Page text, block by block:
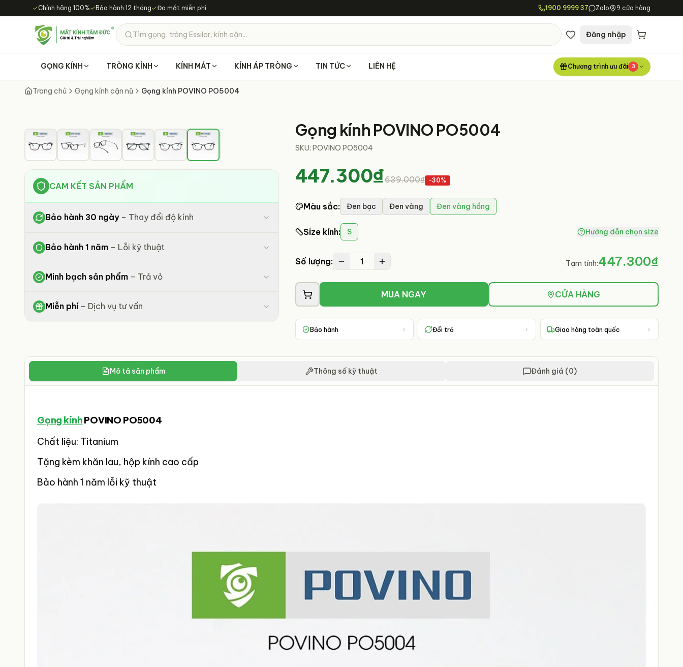
Chuyển đến nội dung chính
✓Chính hãng 100%✓ Bảo hành 12 tháng✓Đo mắt miễn phí 1900 9999 37 Zalo 9 cửa hàng
Tìm gọng, tròng Essilor, kính cận... Đăng nhập
GỌNG KÍNH TRÒNG KÍNH KÍNH MÁT KÍNH ÁP TRÒNG TIN TỨC LIÊN HỆ Chương trình ưu đãi 3
Trang chủ Gọng kính cận nữ Gọng kính POVINO PO5004
CAM KẾT SẢN PHẨM
Bảo hành 30 ngày– Thay đổi độ kính
Bảo hành 1 năm – Lỗi kỹ thuật
Minh bạch sản phẩm – Trả vỏ
Miễn phí– Dịch vụ tư vấn
Gọng kính POVINO PO5004
SKU:POVINO PO5004
447.300₫639.000₫ -30%
Màu sắc: Đen bạc Đen vàng Đen vàng hồng
Size kính: S Hướng dẫn chọn size
Số lượng: 1 Tạm tính:447.300₫
MUA NGAY CỬA HÀNG
Bảo hành Đổi trả Giao hàng toàn quốc
Mô tả sản phẩm Thông số kỹ thuật Đánh giá (0)
Gọng kínhPOVINO PO5004
Chất liệu: Titanium
Tặng kèm khăn lau, hộp kính cao cấp
Bảo hành 1 năm lỗi kỹ thuật